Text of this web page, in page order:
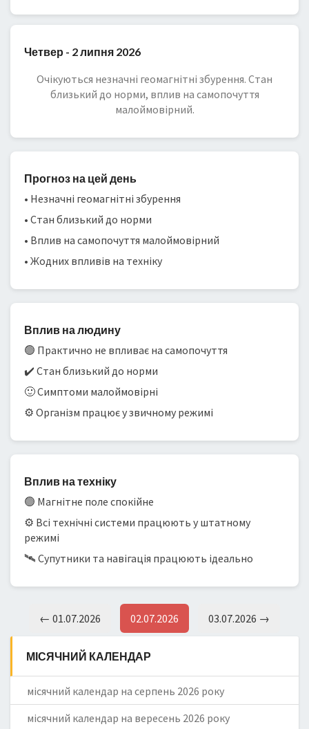
Четвер - 2 липня 2026
Очікуються незначні геомагнітні збурення. Стан
близький до норми, вплив на самопочуття
малоймовірний.
Прогноз на цей день
• Незначні геомагнітні збурення
• Стан близький до норми
• Вплив на самопочуття малоймовірний
• Жодних впливів на техніку
Вплив на людину
🟢 Практично не впливає на самопочуття
✔️ Стан близький до норми
🙂 Симптоми малоймовірні
⚙️ Організм працює у звичному режимі
Вплив на техніку
🟢 Магнітне поле спокійне
⚙️ Всі технічні системи працюють у штатному
режимі
🛰️ Супутники та навігація працюють ідеально
← 01.07.2026 02.07.2026 03.07.2026 →
МІСЯЧНИЙ КАЛЕНДАР
місячний календар на серпень 2026 року
місячний календар на вересень 2026 року